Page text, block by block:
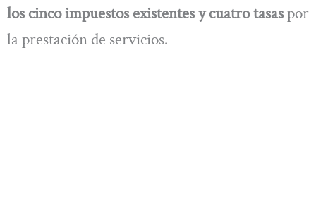
los cinco impuestos existentes y cuatro tasaspor
la prestación de servicios.